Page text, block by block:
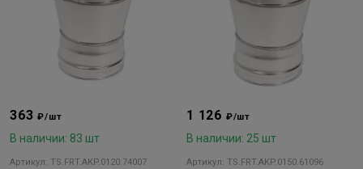
363₽/шт
В наличии: 83 шт
Артикул: TS.FRT.AKP.0120.74007
1 126 ₽/шт
В наличии: 25 шт
Артикул: TS.FRT.AKP.0150.61096